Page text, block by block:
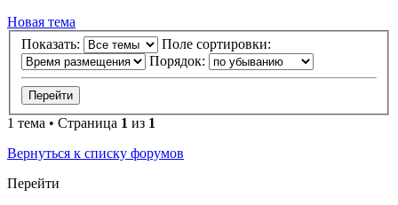
Новая тема
Показать:
Поле сортировки:
Порядок:
1 тема • Страница 1 из 1
Вернуться к списку форумов
Перейти